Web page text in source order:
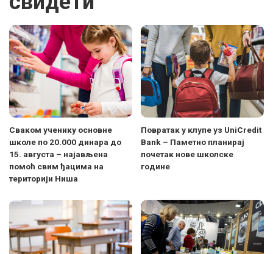
Сваком ученику основне
школе по 20.000 динара до
15. августа – најављена
помоћ свим ђацима на
територији Ниша
Поврaтак у клупе уз UniCredit
Bank – Паметно планирај
почетак нове школске
године